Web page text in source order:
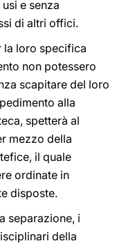
e senza
di altri offici.
la loro specifica
non potessero
scapitare del loro
alla
spetterà al
mezzo della
il quale
ordinate in
disposte.
separazione, i
della